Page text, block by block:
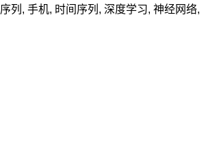
序列 , 手机, 时间序列 , 深度学习, 神经网络,